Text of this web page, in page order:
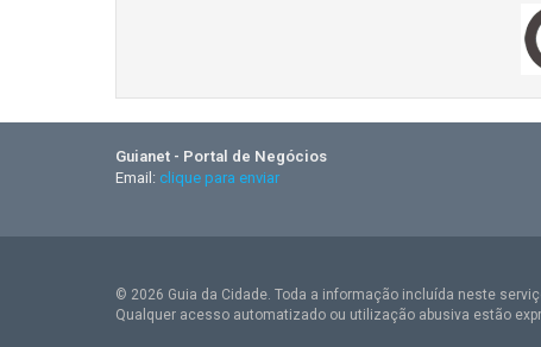
Guianet - Portal de Negócios
Email: clique para enviar
© 2026 Guia da Cidade. Toda a informação incluída neste
Qualquer acesso automatizado ou utilização abusiva estão